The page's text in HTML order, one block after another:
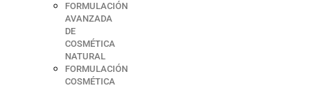
FORMULACIÓN
AVANZADA
DE
COSMÉTICA
NATURAL
FORMULACIÓN
COSMÉTICA